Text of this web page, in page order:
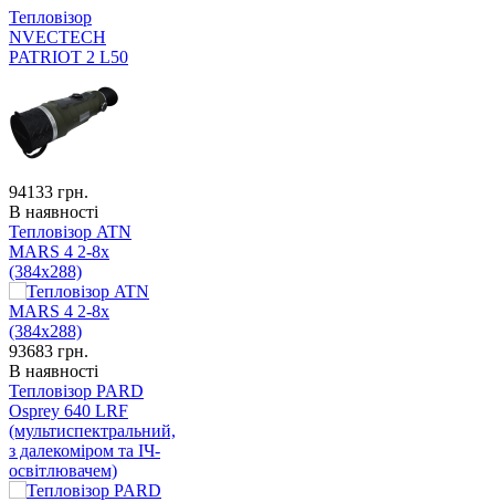
Тепловізор
NVECTECH
PATRIOT 2 L50
94133 грн.
В наявності
Тепловізор ATN
MARS 4 2-8x
(384x288)
93683 грн.
В наявності
Тепловізор PARD
Osprey 640 LRF
(мультиспектральний,
з далекоміром та ІЧ-
освітлювачем)